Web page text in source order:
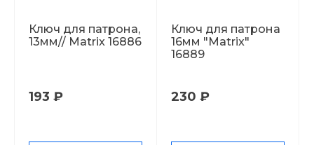
Ключ для патрона,
13мм// Matrix 16886
193 ₽
Ключ для патрона
16мм "Matrix"
16889
230 ₽